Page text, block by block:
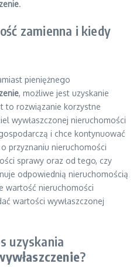
.
zamienna i kiedy
pieniężnego
, możliwe jest uzyskanie
to rozwiązanie korzystne
wywłaszczonej nieruchomości
i chce kontynuować
przyznaniu nieruchomości
sprawy oraz od tego, czy
odpowiednią nieruchomością
wartość nieruchomości
wartości wywłaszczonej
uzyskania
?